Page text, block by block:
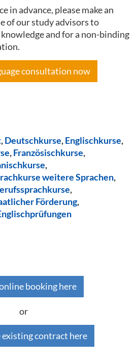
in advance, please make an
of our study advisors to
and for a non-binding
consultation now
,Deutschkurse,Englischkurse,
,Französischkurse,
,
weitere Sprachen,
,
Förderung,
booking here
or
contract here